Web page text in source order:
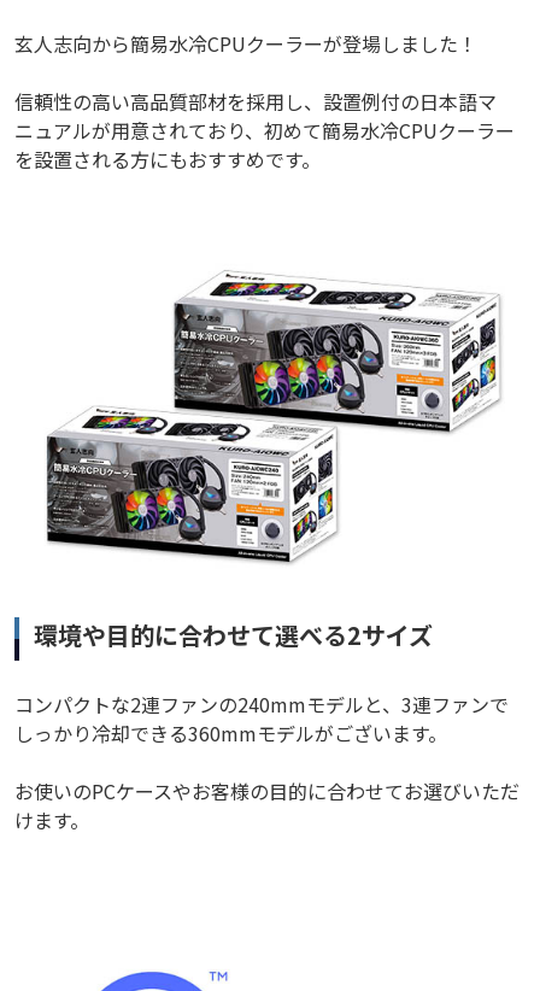
玄人志向から簡易水冷CPUクーラーが登場しました！
信頼性の高い高品質部材を採用し、設置例付の日本語マ
ニュアルが用意されており、初めて簡易水冷CPUクーラー
を設置される方にもおすすめです。
環境や目的に合わせて選べる2サイズ
コンパクトな2連ファンの240mmモデルと、3連ファンで
しっかり冷却できる360mmモデルがございます。
お使いのPCケースやお客様の目的に合わせてお選びいただ
けます。